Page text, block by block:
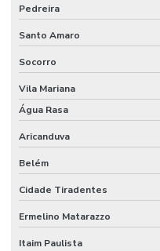
Veludo automotivo
Pedreira
Santo Amaro
Socorro
Vila Mariana
Água Rasa
Aricanduva
Belém
Cidade Tiradentes
Ermelino Matarazzo
Itaim Paulista